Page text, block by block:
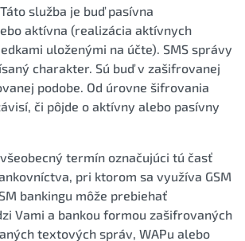
služba je buď pasívna
aktívna (realizácia aktívnych
uloženými na účte). SMS správy
charakter. Sú buď v zašifrovanej
podobe. Od úrovne šifrovania
či pôjde o aktívny alebo pasívny
termín označujúci tú časť
pri ktorom sa využíva GSM
bankingu môže prebiehať
Vami a bankou formou zašifrovaných
textových správ, WAPu alebo